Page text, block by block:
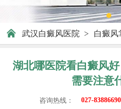
武汉白癜风医院 > 白癜风
湖北哪医院看白癜风
需要注意
咨询热线： 027-83886690